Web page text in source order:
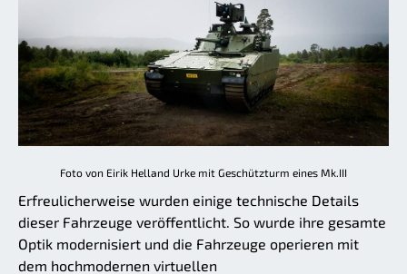
Foto von Eirik Helland Urke mit Geschützturm eines Mk.III
Erfreulicherweise wurden einige technische Details
dieser Fahrzeuge veröffentlicht. So wurde ihre gesamte
Optik modernisiert und die Fahrzeuge operieren mit
dem hochmodernen virtuellen